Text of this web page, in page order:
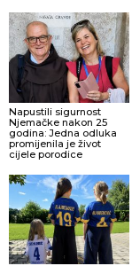
Napustili sigurnost
Njemačke nakon 25
godina: Jedna odluka
promijenila je život
cijele porodice